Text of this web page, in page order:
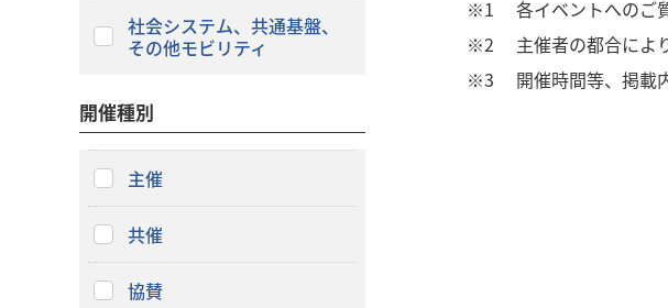
※1
各イベントへのご
※2
主催者の都合によ
※3
開催時間等、掲載
社会システム、共通基盤、
その他モビリティ
開催種別
主催
共催
協賛